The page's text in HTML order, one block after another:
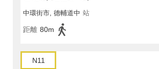
中環街市, 德輔道中 站
距離 80m
N11